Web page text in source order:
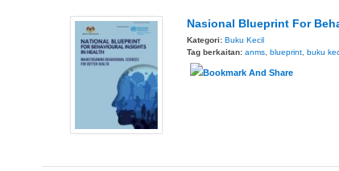
Nasional Blueprint For
Kategori: Buku Kecil
Tag berkaitan: anms blueprint buku